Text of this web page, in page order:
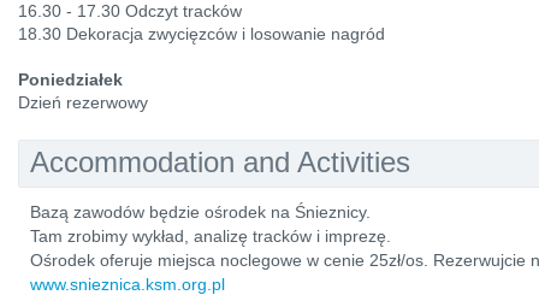
16.30 - 17.30 Odczyt tracków
18.30 Dekoracja zwycięzców i losowanie nagród
Poniedziałek
Dzień rezerwowy
Accommodation and Activities
Bazą zawodów będzie ośrodek na Śnieznicy.
Tam zrobimy wykład, analizę tracków i imprezę.
Ośrodek oferuje miejsca noclegowe w cenie 25zł/os. Rezerwujcie
www.snieznica.ksm.org.pl